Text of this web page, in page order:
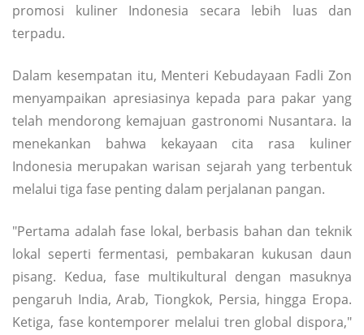
promosi kuliner Indonesia secara lebih luas dan
terpadu.
Dalam kesempatan itu, Menteri Kebudayaan Fadli Zon
menyampaikan apresiasinya kepada para pakar yang
telah mendorong kemajuan gastronomi Nusantara. Ia
menekankan bahwa kekayaan cita rasa kuliner
Indonesia merupakan warisan sejarah yang terbentuk
melalui tiga fase penting dalam perjalanan pangan.
"Pertama adalah fase lokal, berbasis bahan dan teknik
lokal seperti fermentasi, pembakaran kukusan daun
pisang. Kedua, fase multikultural dengan masuknya
pengaruh India, Arab, Tiongkok, Persia, hingga Eropa.
Ketiga, fase kontemporer melalui tren global dispora,"